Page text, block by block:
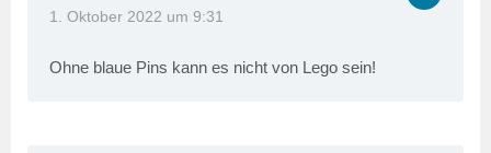
1. Oktober 2022 um 9:31
Ohne blaue Pins kann es nicht von Lego sein!